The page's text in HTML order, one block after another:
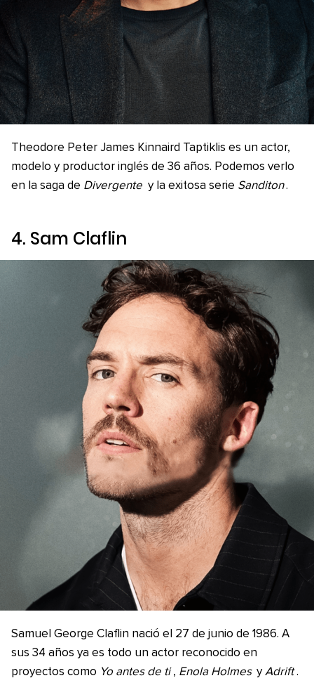
Theodore Peter James Kinnaird Taptiklis es un actor,
modelo y productor inglés de 36 años. Podemos verlo
en la saga de Divergente y la exitosa serie Sanditon .
4. Sam Claflin
Samuel George Claflin nació el 27 de junio de 1986. A
sus 34 años ya es todo un actor reconocido en
proyectos como Yo antes de ti , Enola Holmes yAdrift .